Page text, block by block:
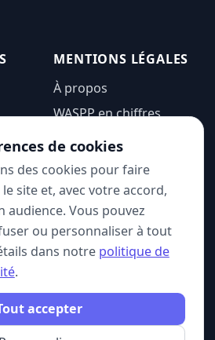
MENTIONS LÉGALES
À propos
WASPP en chiffres
Mentions légales
Politique de
confidentialité
CGU
de cookies
des cookies pour faire
site et, avec votre accord,
audience. Vous pouvez
ou personnaliser à tout
dans notre politique de
.
accepter